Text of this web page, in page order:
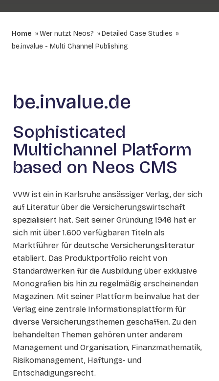
Home Wer nutzt Neos?
Detailed Case Studies
be.invalue - Multi Channel Publishing
be.invalue.de
Sophisticated
Multichannel Platform
based on Neos CMS
VVW ist ein in Karlsruhe ansässiger Verlag, der sich
auf Literatur über die Versicherungswirtschaft
spezialisiert hat. Seit seiner Gründung 1946 hat er
sich mit über 1.600 verfügbaren Titeln als
Marktführer für deutsche Versicherungsliteratur
etabliert. Das Produktportfolio reicht von
Standardwerken für die Ausbildung über exklusive
Monografien bis hin zu regelmäßig erscheinenden
Magazinen. Mit seiner Plattform be.invalue hat der
Verlag eine zentrale Informationsplattform für
diverse Versicherungsthemen geschaffen. Zu den
behandelten Themen gehören unter anderem
Management und Organisation, Finanzmathematik,
Risikomanagement, Haftungs- und
Entschädigungsrecht.